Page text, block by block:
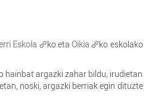
Eskola ko eta Oikia
ko eskolako
hainbat argazki zahar bildu, irudietan
noski, argazki berriak egin dituzte